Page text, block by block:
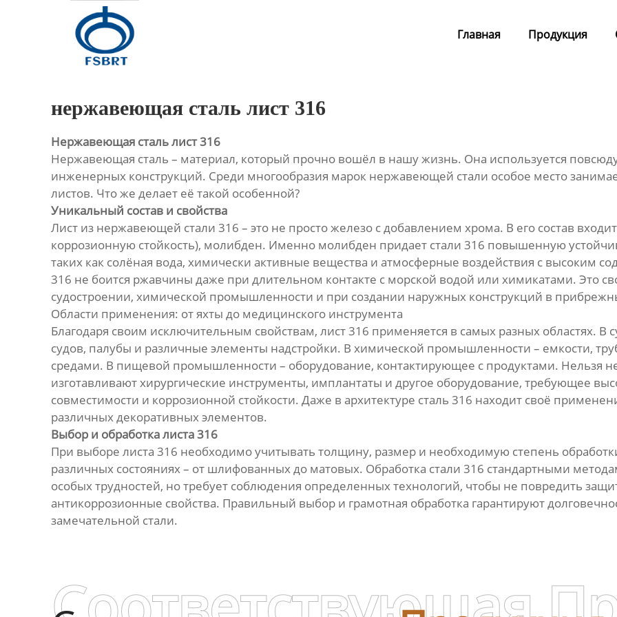
Главная Продукция
Контакты
нержавеющая сталь лист 316
Нержавеющая сталь лист 316
Нержавеющая сталь – материал, который прочно вошёл в нашу жизнь. Она используется
инженерных конструкций. Среди многообразия марок нержавеющей стали особое место
листов. Что же делает её такой особенной?
Уникальный состав и свойства
Лист из нержавеющей стали 316 – это не просто железо с добавлением хрома. В его состав
коррозионную стойкость), молибден. Именно молибден придает стали 316 повышенную
таких как солёная вода, химически активные вещества и атмосферные воздействия с высоким
316 не боится ржавчины даже при длительном контакте с морской водой или химикатами. Это
судостроении, химической промышленности и при создании наружных конструкций в
Области применения: от яхты до медицинского инструмента
Благодаря своим исключительным свойствам, лист 316 применяется в самых разных областях. В
судов, палубы и различные элементы надстройки. В химической промышленности – емкости,
средами. В пищевой промышленности – оборудование, контактирующее с продуктами. Нельзя
изготавливают хирургические инструменты, имплантаты и другое оборудование, требующее
совместимости и коррозионной стойкости. Даже в архитектуре сталь 316 находит своё
различных декоративных элементов.
Выбор и обработка листа 316
При выборе листа 316 необходимо учитывать толщину, размер и необходимую степень
различных состояниях – от шлифованных до матовых. Обработка стали 316 стандартными
особых трудностей, но требует соблюдения определенных технологий, чтобы не повредить
антикоррозионные свойства. Правильный выбор и грамотная обработка гарантируют
замечательной стали.